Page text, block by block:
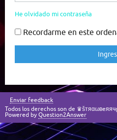
He olvidado mi contraseña
Recordarme en este
Enviar feedback
Todos los derechos son de
Powered by Question2Answer